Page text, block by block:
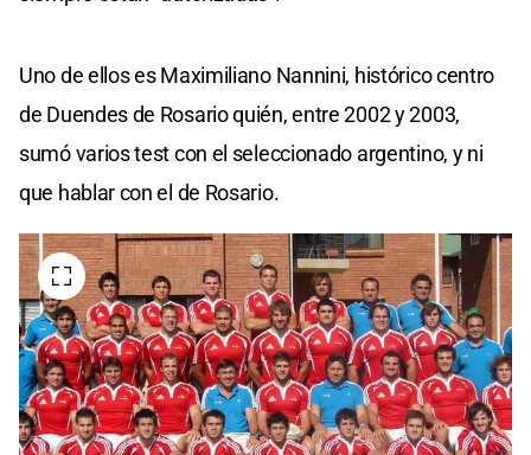
Uno de ellos es Maximiliano Nannini, histórico centro
de Duendes de Rosario quién, entre 2002 y 2003,
sumó varios test con el seleccionado argentino, y ni
que hablar con el de Rosario.